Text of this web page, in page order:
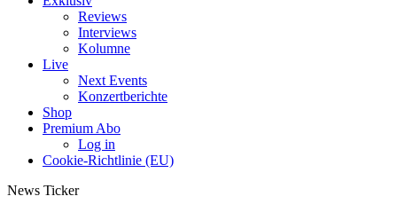
Reviews
Interviews
Kolumne
Live
Next Events
Konzertberichte
Shop
Premium Abo
Log in
Cookie-Richtlinie (EU)
News Ticker